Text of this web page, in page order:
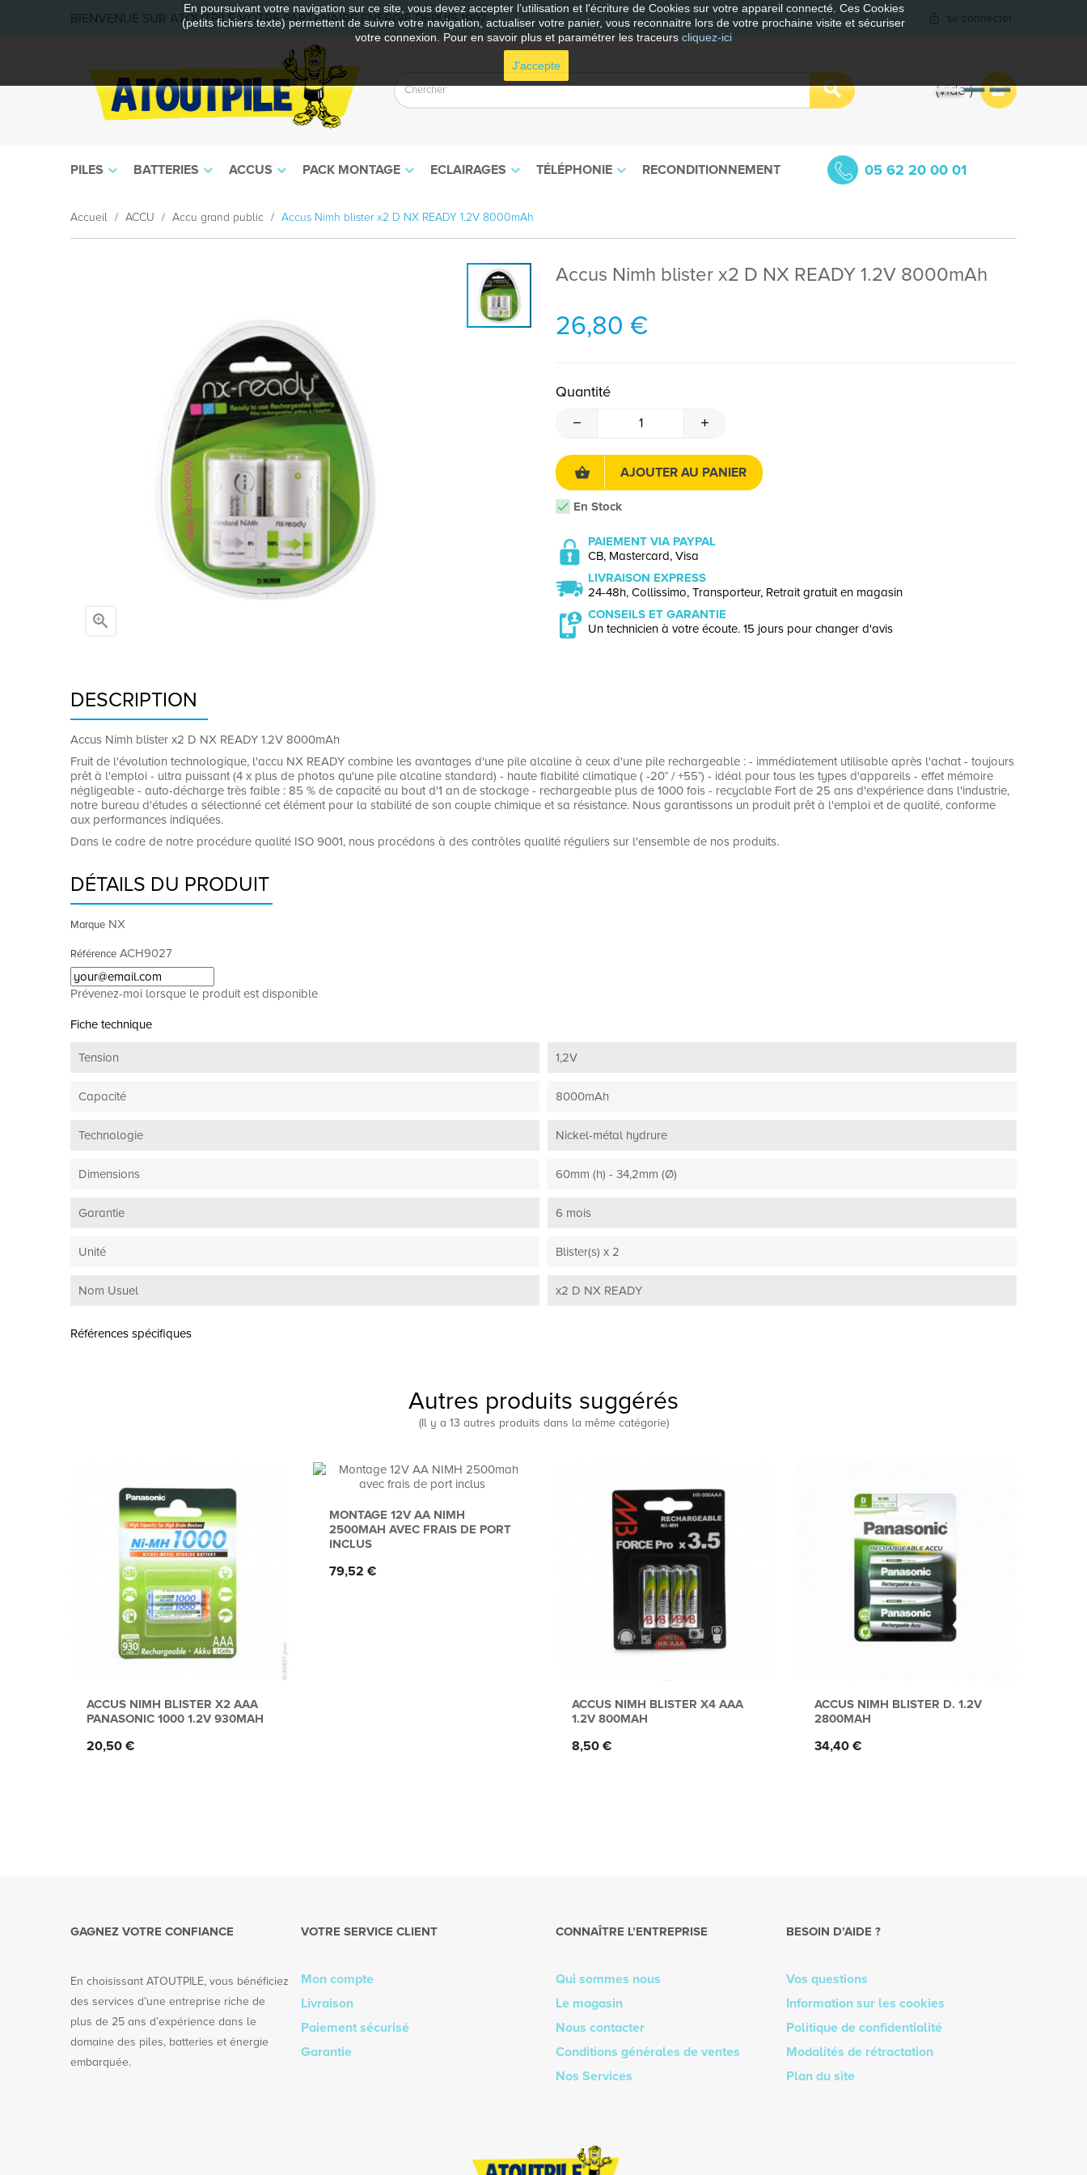
En poursuivant votre navigation sur ce site, vous devez accepter l’utilisation et l'écriture de Cookies sur votre appareil connecté. Ces Cookies
(petits fichiers texte) permettent de suivre votre navigation, actualiser votre panier, vous reconnaitre lors de votre prochaine visite et sécuriser
votre connexion. Pour en savoir plus et paramétrer les traceurs cliquez-ici
J'accepte
BIENVENUE SUR ATOUTPILE VOTRE PARTENAIRE ENERGIE DEPUIS 1997 se connecter
vide
PILES BATTERIES ACCUS PACK MONTAGE ECLAIRAGES TÉLÉPHONIE RECONDITIONNEMENT 05 62 20 00 01
Accueil ACCU Accu grand public Accus Nimh blister x2 D NX READY 1.2V 8000mAh

Accus Nimh blister x2 D NX READY 1.2V 8000mAh
26,80 €
Quantité
AJOUTER AU PANIER
En Stock
PAIEMENT VIA PAYPAL
CB, Mastercard, Visa
LIVRAISON EXPRESS
24-48h, Collissimo, Transporteur, Retrait gratuit en magasin
CONSEILS ET GARANTIE
Un technicien à votre écoute. 15 jours pour changer d'avis
DESCRIPTION
Accus Nimh blister x2 D NX READY 1.2V 8000mAh
Fruit de l'évolution technologique, l'accu NX READY combine les avantages d'une pile alcaline à ceux d'une pile rechargeable : - immédiatement utilisable après l'achat - toujours
prêt à l'emploi - ultra puissant (4 x plus de photos qu'une pile alcaline standard) - haute fiabilité climatique ( -20° / +55°) - idéal pour tous les types d'appareils - effet mémoire
négligeable - auto-décharge très faible : 85 % de capacité au bout d'1 an de stockage - rechargeable plus de 1000 fois - recyclable Fort de 25 ans d'expérience dans l'industrie,
notre bureau d'études a sélectionné cet élément pour la stabilité de son couple chimique et sa résistance. Nous garantissons un produit prêt à l'emploi et de qualité, conforme
aux performances indiquées.
Dans le cadre de notre procédure qualité ISO 9001, nous procédons à des contrôles qualité réguliers sur l'ensemble de nos produits.
DÉTAILS DU PRODUIT
Marque NX
Référence ACH9027
Prévenez-moi lorsque le produit est disponible
Fiche technique
Tension 1,2V
Capacité 8000mAh
Technologie Nickel-métal hydrure
Dimensions 60mm (h) - 34,2mm (Ø)
Garantie 6 mois
Unité Blister(s) x 2
Nom Usuel x2 D NX READY
Références spécifiques
Autres produits suggérés
(Il y a 13 autres produits dans la même catégorie)
ACCUS NIMH BLISTER X2 AAA
PANASONIC 1000 1.2V 930MAH
Prix
20,50 €
MONTAGE 12V AA NIMH
2500MAH AVEC FRAIS DE PORT
INCLUS
Prix
79,52 €
ACCUS NIMH BLISTER X4 AAA
1.2V 800MAH
Prix
8,50 €
ACCUS NIMH BLISTER D. 1.2V
2800MAH
Prix
34,40 €
GAGNEZ VOTRE CONFIANCE
En choisissant ATOUTPILE, vous bénéficiez
des services d’une entreprise riche de
plus de 25 ans d’expérience dans le
domaine des piles, batteries et énergie
embarquée.
VOTRE SERVICE CLIENT
Mon compte
Livraison
Paiement sécurisé
Garantie
CONNAÎTRE L’ENTREPRISE
Qui sommes nous
Le magasin
Nous contacter
Conditions générales de ventes
Nos Services
BESOIN D’AIDE ?
Vos questions
Information sur les cookies
Politique de confidentialité
Modalités de rétractation
Plan du site